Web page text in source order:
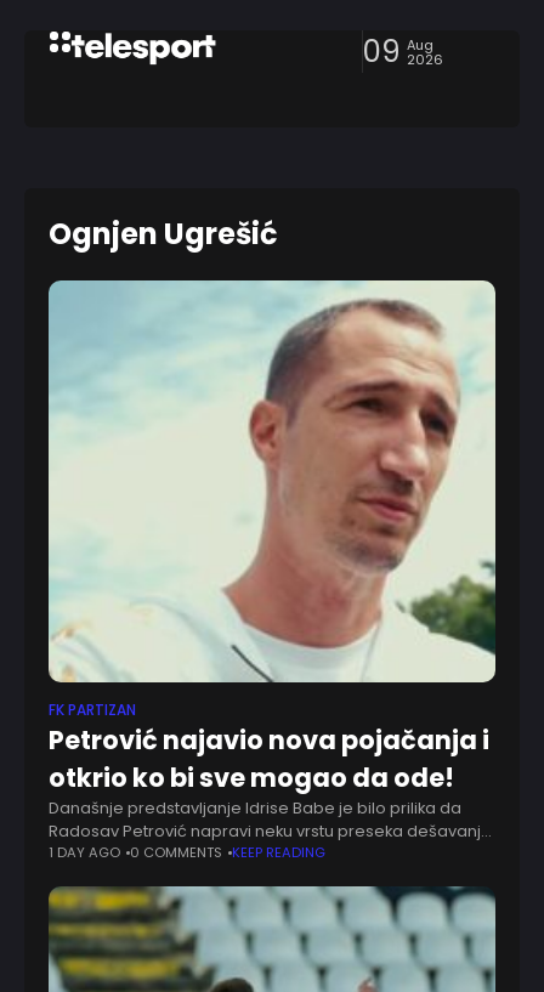
09 Aug
2026
Ognjen Ugrešić
FK PARTIZAN
Petrović najavio nova pojačanja i
otkrio ko bi sve mogao da ode!
Današnje predstavljanje Idrise Babe je bilo prilika da
Radosav Petrović napravi neku vrstu preseka dešavanja
u Humskoj. Sportski direktor Partizana veruje da će
1 DAY AGO 0 COMMENTS KEEP READING